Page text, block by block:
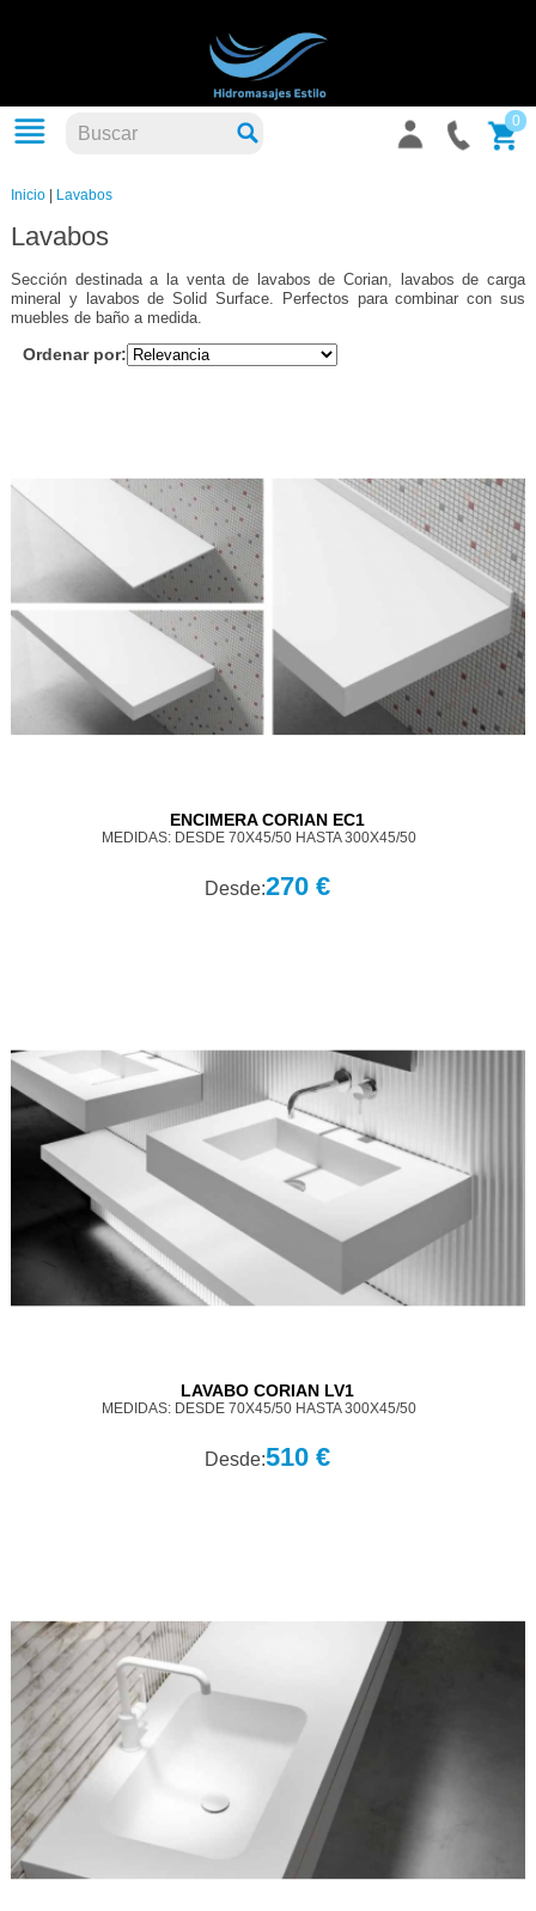
0
Inicio| Lavabos
Lavabos
Sección destinada a la venta de lavabos de Corian, lavabos de carga
mineral y lavabos de Solid Surface. Perfectos para combinar con sus
muebles de baño a medida.
Ordenar por:
ENCIMERA CORIAN EC1
MEDIDAS: DESDE 70X45/50 HASTA 300X45/50
Desde:270 €
LAVABO CORIAN LV1
MEDIDAS: DESDE 70X45/50 HASTA 300X45/50
Desde:510 €